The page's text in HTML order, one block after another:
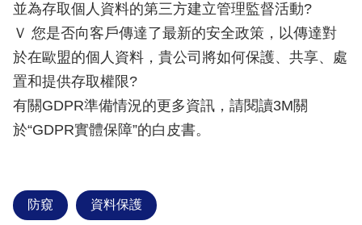
並為存取個人資料的第三方建立管理監督活動?
Ｖ 您是否向客戶傳達了最新的安全政策，以傳達對
於在歐盟的個人資料，貴公司將如何保護、共享、處
置和提供存取權限?
有關GDPR準備情況的更多資訊，請閱讀3M關
於“GDPR實體保障”的白皮書。
防窺 資料保護